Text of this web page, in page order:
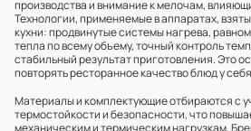
производства и внимание к мелочам,
Технологии, применяемые в аппаратах,
кухни: продвинутые системы нагрева,
тепла по всему объему, точный контроль
стабильный результат приготовления. Это
повторять ресторанное качество блюд у
Материалы и комплектующие отбираются с
термостойкости и безопасности, что
механическим и термическим нагрузкам.